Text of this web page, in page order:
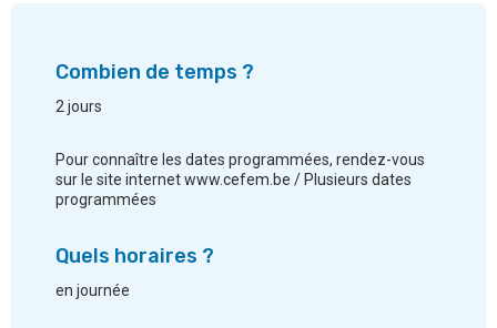
Combien de temps ?
2 jours
Pour connaître les dates programmées, rendez-vous
sur le site internet www.cefem.be / Plusieurs dates
programmées
Quels horaires ?
en journée